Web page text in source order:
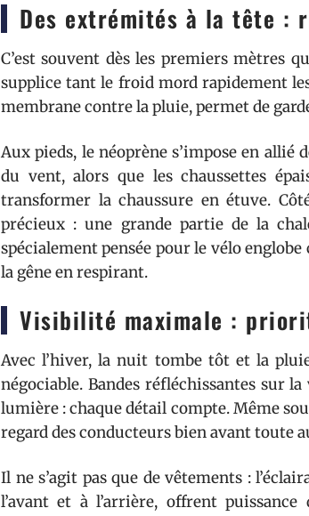
Des extrémités à la tête :
C’est souvent dès les premiers mètres
supplice tant le froid mord rapidement
membrane contre la pluie, permet de
Aux pieds, le néoprène s’impose en
du vent, alors que les chaussettes
transformer la chaussure en étuve.
précieux : une grande partie de la
spécialement pensée pour le vélo
la gêne en respirant.
Visibilité maximale :
Avec l’hiver, la nuit tombe tôt et la
négociable. Bandes réfléchissantes sur
lumière : chaque détail compte. Même
regard des conducteurs bien avant toute
Il ne s’agit pas que de vêtements :
l’avant et à l’arrière, offrent